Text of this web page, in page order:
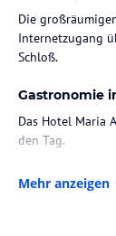
Die
Internetzugang
Schloß.
Gastronomie
Das Hotel Maria
den Tag.
Besuchen Sie
Mehr anzeigen